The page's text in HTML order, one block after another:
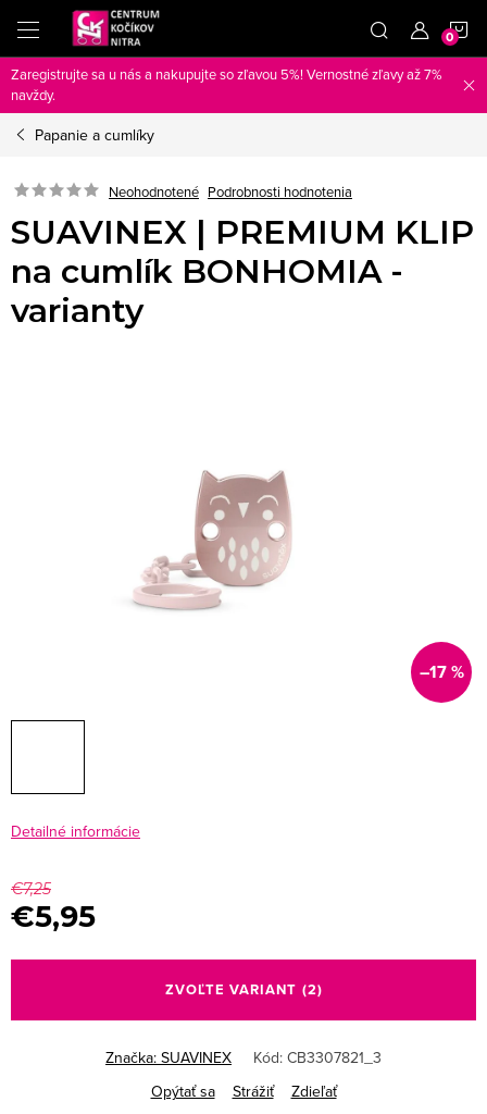
obsah
Zaregistrujte sa u nás a nakupujte so zľavou 5%! Vernostné zľavy až 7%
navždy.
Papanie a cumlíky
Neohodnotené Podrobnosti hodnotenia
SUAVINEX | PREMIUM KLIP
na cumlík BONHOMIA -
varianty
–17 %
Detailné informácie
€7,25
€5,95
cena:
ZVOĽTE VARIANT (2)
Značka: SUAVINEX Kód: CB3307821_3
Opýtať sa
Strážiť Zdieľať